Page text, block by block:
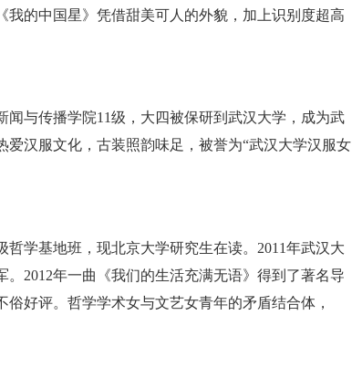
我的中国星》凭借甜美可人的外貌，加上识别度超高
闻与传播学院11级，大四被保研到武汉大学，成为武
爱汉服文化，古装照韵味足，被誉为“武汉大学汉服女
哲学基地班，现北京大学研究生在读。2011年武汉大
2012年一曲《我们的生活充满无语》得到了著名导
好评。哲学学术女与文艺女青年的矛盾结合体，